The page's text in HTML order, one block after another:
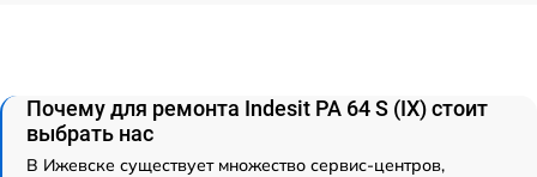
Почему для ремонта Indesit PA 64 S (IX) стоит
выбрать нас
В Ижевске существует множество сервис-центров,